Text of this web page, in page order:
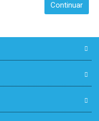
Continuar